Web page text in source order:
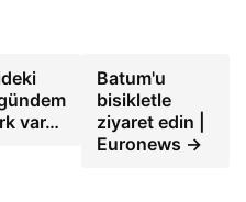
var…
Batum'u
bisikletle
ziyaret edin |
Euronews →